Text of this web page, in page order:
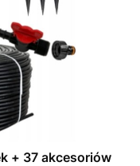
+ 37 akcesoriów